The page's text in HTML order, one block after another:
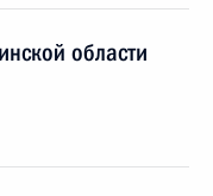
области